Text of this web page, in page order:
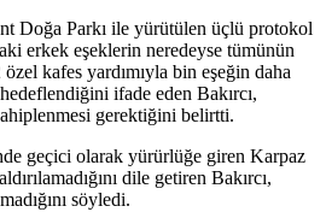
Doğa Parkı ile yürütülen üçlü protokol
erkek eşeklerin neredeyse tümünün
özel kafes yardımıyla bin eşeğin daha
ifade eden Bakırcı,
gerektiğini belirtti.
geçici olarak yürürlüğe giren Karpaz
dile getiren Bakırcı,
söyledi.